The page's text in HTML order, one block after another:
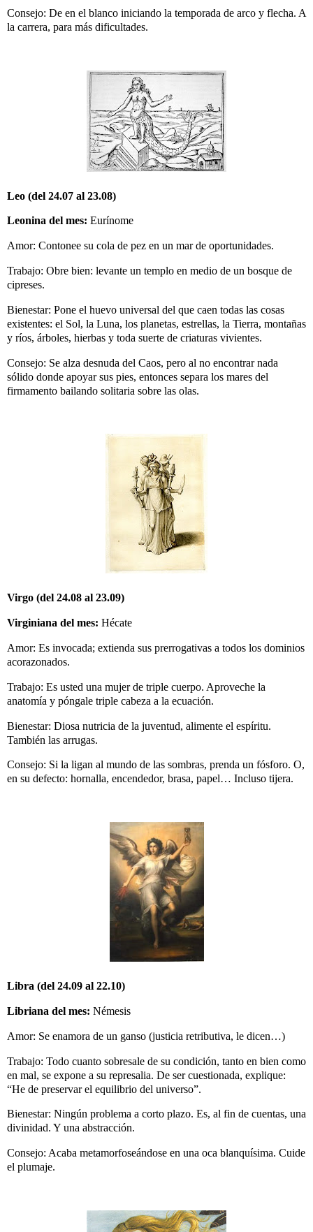
Consejo: De en el blanco iniciando la temporada de arco y flecha. A
la carrera, para más dificultades.
Leo (del 24.07 al 23.08)
Leonina del mes: Eurínome
Amor: Contonee su cola de pez en un mar de oportunidades.
Trabajo: Obre bien: levante un templo en medio de un bosque de
cipreses.
Bienestar: Pone el huevo universal del que caen todas las cosas
existentes: el Sol, la Luna, los planetas, estrellas, la Tierra, montañas
y ríos, árboles, hierbas y toda suerte de criaturas vivientes.
Consejo: Se alza desnuda del Caos, pero al no encontrar nada
sólido donde apoyar sus pies, entonces separa los mares del
firmamento bailando solitaria sobre las olas.
Virgo (del 24.08 al 23.09)
Virginiana del mes: Hécate
Amor: Es invocada; extienda sus prerrogativas a todos los dominios
acorazonados.
Trabajo: Es usted una mujer de triple cuerpo. Aproveche la
anatomía y póngale triple cabeza a la ecuación.
Bienestar: Diosa nutricia de la juventud, alimente el espíritu.
También las arrugas.
Consejo: Si la ligan al mundo de las sombras, prenda un fósforo. O,
en su defecto: hornalla, encendedor, brasa, papel… Incluso tijera.
Libra (del 24.09 al 22.10)
Libriana del mes: Némesis
Amor: Se enamora de un ganso (justicia retributiva, le dicen…)
Trabajo: Todo cuanto sobresale de su condición, tanto en bien como
en mal, se expone a su represalia. De ser cuestionada, explique:
“He de preservar el equilibrio del universo”.
Bienestar: Ningún problema a corto plazo. Es, al fin de cuentas, una
divinidad. Y una abstracción.
Consejo: Acaba metamorfoseándose en una oca blanquísima. Cuide
el plumaje.